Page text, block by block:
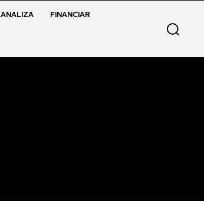
ANALIZA FINANCIAR